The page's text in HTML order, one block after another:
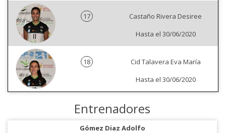
17
Castaño Rivera Desiree
Hasta el 30/06/2020
18
Cid Talavera Eva María
Hasta el 30/06/2020
Entrenadores
Gómez Diaz Adolfo